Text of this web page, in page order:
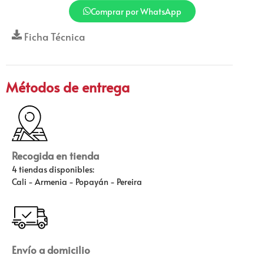
Comprar por WhatsApp
Ficha Técnica
Métodos de entrega
Recogida en tienda
4 tiendas disponibles:
Cali - Armenia - Popayán - Pereira
Envío a domicilio